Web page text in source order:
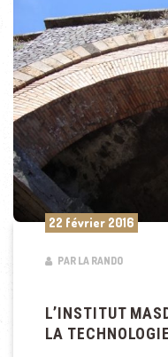
22 février 2016
PAR LA RANDO
L’INSTITUT
LA